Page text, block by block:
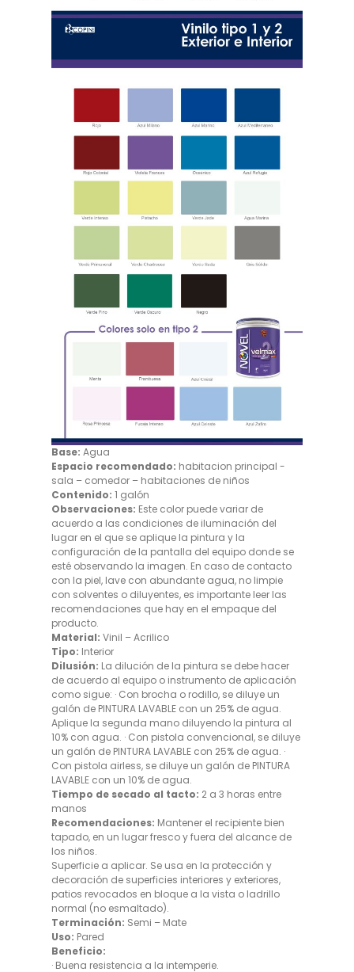
Base: Agua
Espacio recomendado: habitacion principal -
sala – comedor – habitaciones de niños
Contenido: 1 galón
Observaciones: Este color puede variar de
acuerdo a las condiciones de iluminación del
lugar en el que se aplique la pintura y la
configuración de la pantalla del equipo donde se
esté observando la imagen. En caso de contacto
con la piel, lave con abundante agua, no limpie
con solventes o diluyentes, es importante leer las
recomendaciones que hay en el empaque del
producto.
Material: Vinil – Acrilico
Tipo: Interior
Dilusión: La dilución de la pintura se debe hacer
de acuerdo al equipo o instrumento de aplicación
como sigue: · Con brocha o rodillo, se diluye un
galón de PINTURA LAVABLE con un 25% de agua.
Aplique la segunda mano diluyendo la pintura al
10% con agua. · Con pistola convencional, se diluye
un galón de PINTURA LAVABLE con 25% de agua. ·
Con pistola airless, se diluye un galón de PINTURA
LAVABLE con un 10% de agua.
Tiempo de secado al tacto: 2 a 3 horas entre
manos
Recomendaciones: Mantener el recipiente bien
tapado, en un lugar fresco y fuera del alcance de
los niños.
Superficie a aplicar. Se usa en la protección y
decoración de superficies interiores y exteriores,
patios revocados en bloque a la vista o ladrillo
normal (no esmaltado).
Terminación: Semi – Mate
Uso: Pared
Beneficio:
· Buena resistencia a la intemperie.